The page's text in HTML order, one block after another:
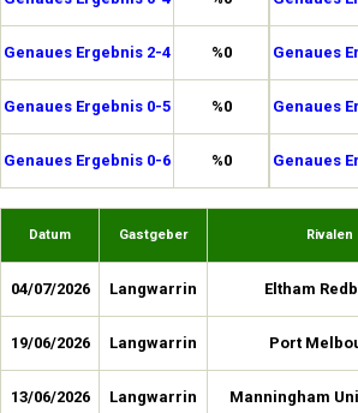
Genaues Ergebnis 2-4 %0
Genaues Ergebnis 0-5 %0
Genaues Ergebnis 0-6 %0
Genaues
Genaues
Genaues
Datum Gastgeber Rivalen
04/07/2026 Langwarrin Eltham
19/06/2026 Langwarrin Port
13/06/2026 Langwarrin Manningham